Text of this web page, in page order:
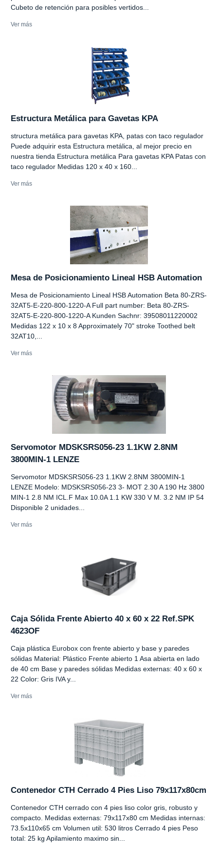
Cubeto de retención para posibles vertidos...
Ver más
Estructura Metálica para Gavetas KPA
structura metálica para gavetas KPA, patas con taco regulador
Puede adquirir esta Estructura metálica, al mejor precio en
nuestra tienda Estructura metálica Para gavetas KPA Patas con
taco regulador Medidas 120 x 40 x 160...
Ver más
Mesa de Posicionamiento Lineal HSB Automation
Mesa de Posicionamiento Lineal HSB Automation Beta 80-ZRS-
32AT5-E-220-800-1220-A Full part number: Beta 80-ZRS-
32AT5-E-220-800-1220-A Kunden Sachnr: 39508011220002
Medidas 122 x 10 x 8 Approximately 70" stroke Toothed belt
32AT10,...
Ver más
Servomotor MDSKSRS056-23 1.1KW 2.8NM
3800MIN-1 LENZE
Servomotor MDSKSRS056-23 1.1KW 2.8NM 3800MIN-1
LENZE Modelo: MDSKSRS056-23 3- MOT 2.30 A 190 Hz 3800
MIN-1 2.8 NM ICL.F Max 10.0A 1.1 KW 330 V M. 3.2 NM IP 54
Disponible 2 unidades...
Ver más
Caja Sólida Frente Abierto 40 x 60 x 22 Ref.SPK
4623OF
Caja plástica Eurobox con frente abierto y base y paredes
sólidas Material: Plástico Frente abierto 1 Asa abierta en lado
de 40 cm Base y paredes sólidas Medidas externas: 40 x 60 x
22 Color: Gris IVA y...
Ver más
Contenedor CTH Cerrado 4 Pies Liso 79x117x80cm
Contenedor CTH cerrado con 4 pies liso color gris, robusto y
compacto. Medidas externas: 79x117x80 cm Medidas internas:
73.5x110x65 cm Volumen util: 530 litros Cerrado 4 pies Peso
total: 25 kg Apilamiento maximo sin...